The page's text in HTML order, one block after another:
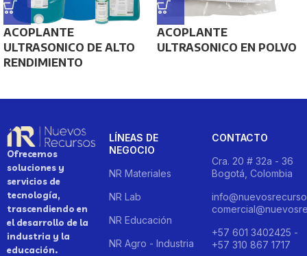
ACOPLANTE
ULTRASONICO DE ALTO
RENDIMIENTO
ACOPLANTE
ULTRASONICO EN POLVO
Ofrecemos
soluciones y
servicios de
tecnología,
trascendiendo en
el desarrollo de la
industria y la
educación.
LÍNEAS DE
NEGOCIO
NR Materiales
NR Lab
NR Educación
NR Agro - Industria
CONTACTO
Cra. 20 # 32a - 36
Bogotá, Colombia
+57 601 3402425 -
+57 310 867 1717